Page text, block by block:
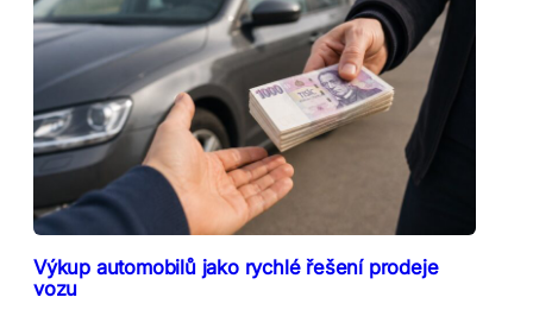
Výkup automobilů jako rychlé řešení prodeje
vozu